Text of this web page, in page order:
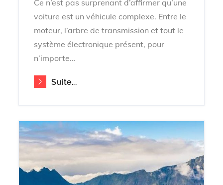
Ce n’est pas surprenant d’affirmer qu’une
voiture est un véhicule complexe. Entre le
moteur, l’arbre de transmission et tout le
système électronique présent, pour
n’importe…
Suite...